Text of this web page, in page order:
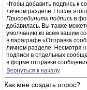
Чтобы добавить подпись к
личном разделе. После
Присоединить подпись в
добавилась. Вы также
умолчанию ко всем вашим
в параграфе «Отправка
личном разделе. Несмотря
подписи в отдельных
в форме отправки
Вернуться к началу
Как мне создать опрос?